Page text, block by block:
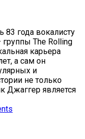
83 года вокалисту
The Rolling
карьера
а сам он
и
не только
Джаггер является